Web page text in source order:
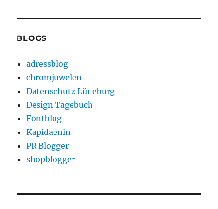
BLOGS
adressblog
chromjuwelen
Datenschutz Lüneburg
Design Tagebuch
Fontblog
Kapidaenin
PR Blogger
shopblogger